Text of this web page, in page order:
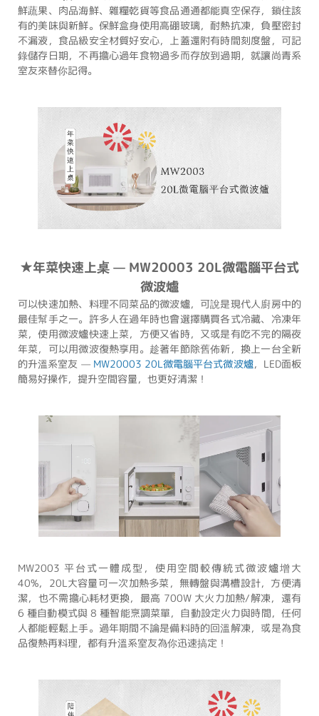
鮮蔬果、肉品海鮮、雜糧乾貨等食品通通都能真空保存，鎖住該
有的美味與新鮮。保鮮盒身使用高硼玻璃，耐熱抗凍，負壓密封
不漏液，食品級安全材質好安心，上蓋還附有時間刻度盤，可記
錄儲存日期，不再擔心過年食物過多而存放到過期，就讓尚青系
室友來替你記得。
★年菜快速上桌 — MW20003 20L微電腦平台式
微波爐
可以快速加熱、料理不同菜品的微波爐，可說是現代人廚房中的
最佳幫手之一。許多人在過年時也會選擇購買各式冷藏、冷凍年
菜，使用微波爐快速上菜，方便又省時，又或是有吃不完的隔夜
年菜，可以用微波復熱享用。趁著年節除舊佈新，換上一台全新
的升溫系室友 — MW20003 20L微電腦平台式微波爐，LED面板
簡易好操作，提升空間容量，也更好清潔！
MW2003 平台式一體成型，使用空間較傳統式微波爐增大
40%，20L大容量可一次加熱多菜，無轉盤與溝槽設計，方便清
潔，也不需擔心耗材更換，最高 700W 大火力加熱/解凍，還有
6 種自動模式與 8 種智能烹調菜單，自動設定火力與時間，任何
人都能輕鬆上手。過年期間不論是備料時的回溫解凍，或是為食
品復熱再料理，都有升溫系室友為你迅速搞定！